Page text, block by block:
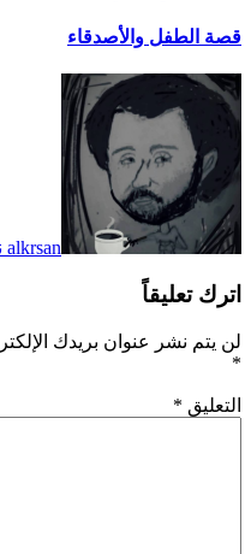
قصة الطفل والأصدقاء
alkrsan
اترك تعليقاً
لن يتم نشر عنوان بريدك
*
التعليق *